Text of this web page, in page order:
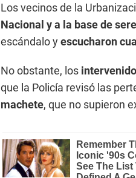
Los vecinos de la
Nacional y a la base de
escándalo yescucharon
No obstante, los
que la Policía revisó las
machete, que no supieron